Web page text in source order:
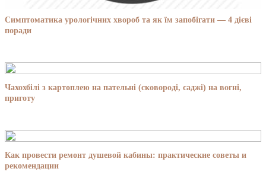
Симптоматика урологічних хвороб та як їм запобігати — 4 дієві
поради
Чахохбілі з картоплею на пательні (сковороді, саджі) на вогні,
приготу
Как провести ремонт душевой кабины: практические советы и
рекомендации